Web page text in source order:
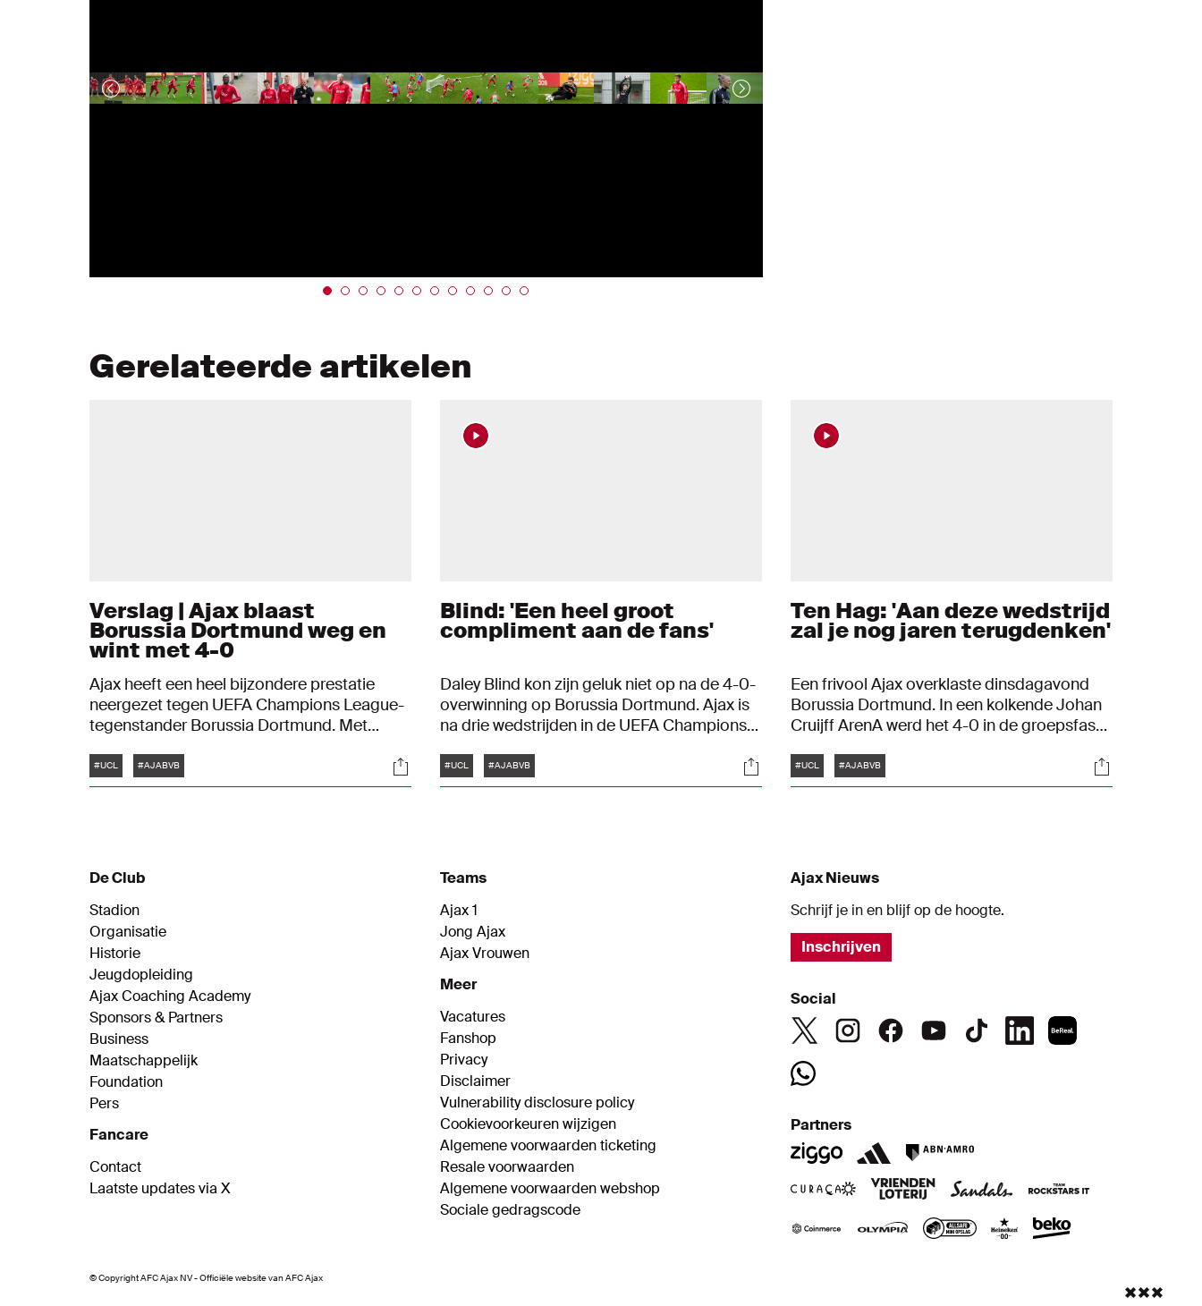
Gerelateerde artikelen
Verslag | Ajax blaast
Borussia Dortmund weg en
wint met 4-0
Ajax heeft een heel bijzondere prestatie
neergezet tegen UEFA Champions League-
tegenstander Borussia Dortmund. Met
Amsterdammers de bezoekers weg: 4-0.
Tags
#UCL #AJABVB Socials
Blind: 'Een heel groot
compliment aan de fans'
Daley Blind kon zijn geluk niet op na de 4-0-
overwinning op Borussia Dortmund. Ajax is
na drie wedstrijden in de UEFA Champions
We mogen trots zijn op het resultaat en er
even van genieten."
Tags
#UCL #AJABVB Socials
Ten Hag: 'Aan deze wedstrijd
zal je nog jaren terugdenken'
Een frivool Ajax overklaste dinsdagavond
Borussia Dortmund. In een kolkende Johan
Cruijff ArenA werd het 4-0 in de groepsfase
dominant en hebben geweldig gevoetbald.
In balbezit moesten we goed zijn. Dat is
Tags
#UCL #AJABVB Socials
De Club
Stadion
Organisatie
Historie
Jeugdopleiding
Ajax Coaching Academy
Sponsors & Partners
Business
Maatschappelijk
Foundation
Pers
Fancare
Contact
Laatste updates via X
Teams
Ajax 1
Jong Ajax
Ajax Vrouwen
Meer
Vacatures
Fanshop
Privacy
Disclaimer
Vulnerability disclosure policy
Cookievoorkeuren wijzigen
Algemene voorwaarden ticketing
Resale voorwaarden
Algemene voorwaarden webshop
Sociale gedragscode
Ajax Nieuws
Schrijf je in en blijf op de hoogte.
Inschrijven
Social
Partners
© Copyright AFC Ajax NV - Officiële website van AFC Ajax